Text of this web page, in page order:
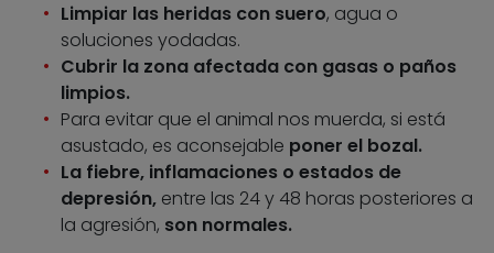
Limpiar las heridas con suero, agua o
soluciones yodadas.
Cubrir la zona afectada con gasas o paños
limpios.
Para evitar que el animal nos muerda, si está
asustado, es aconsejable poner el bozal.
La fiebre, inflamaciones o estados de
depresión, entre las 24 y 48 horas posteriores a
la agresión, son normales.